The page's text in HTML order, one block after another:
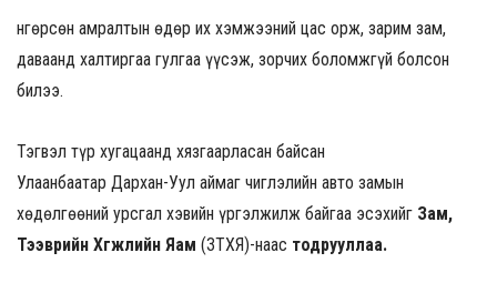
Өнгөрсөн амралтын өдөр их хэмжээний цас орж, зарим зам,
даваанд халтиргаа гулгаа үүсэж, зорчих боломжгүй болсон
билээ.
Тэгвэл түр хугацаанд хязгаарласан байсан
Улаанбаатар Дархан-Уул аймаг чиглэлийн авто замын
хөдөлгөөний урсгал хэвийн үргэлжилж байгаа эсэхийг Зам,
Тээврийн Хөгжлийн Яам (ЗТХЯ)-наас тодрууллаа.